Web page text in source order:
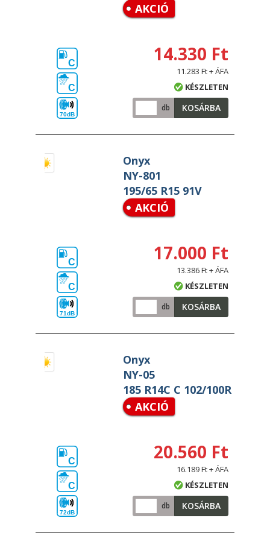
AKCIÓ
C
C
70dB
14.330 Ft
11.283 Ft + ÁFA
KÉSZLETEN
db KOSÁRBA
Onyx
NY-801
195/65 R15 91V
AKCIÓ
C
C
71dB
17.000 Ft
13.386 Ft + ÁFA
KÉSZLETEN
db KOSÁRBA
Onyx
NY-05
185 R14C C 102/100R
AKCIÓ
C
C
72dB
20.560 Ft
16.189 Ft + ÁFA
KÉSZLETEN
db KOSÁRBA